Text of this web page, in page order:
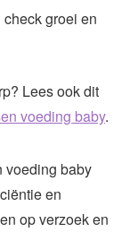
groei en
Lees ook dit
voeding baby.
voeding baby
en
op verzoek en